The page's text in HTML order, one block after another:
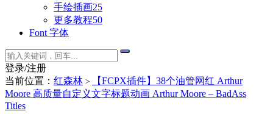
手绘插画25
更多教程50
Font 字体
登录/注册
当前位置： 红森林 >
【FCPX插件】38个油管网红 Arthur
Moore 高质量自定义文字标题动画 Arthur Moore – BadAss
Titles